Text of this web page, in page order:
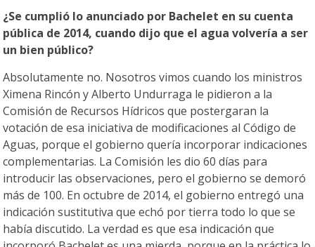
¿Se cumplió lo anunciado por Bachelet en su cuenta
pública de 2014, cuando dijo que el agua volvería a ser
un bien público?
Absolutamente no. Nosotros vimos cuando los ministros
Ximena Rincón y Alberto Undurraga le pidieron a la
Comisión de Recursos Hídricos que postergaran la
votación de esa iniciativa de modificaciones al Código de
Aguas, porque el gobierno quería incorporar indicaciones
complementarias. La Comisión les dio 60 días para
introducir las observaciones, pero el gobierno se demoró
más de 100. En octubre de 2014, el gobierno entregó una
indicación sustitutiva que echó por tierra todo lo que se
había discutido. La verdad es que esa indicación que